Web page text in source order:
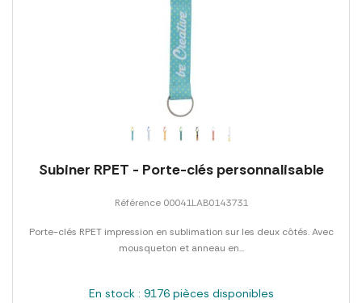
Subiner RPET - Porte-clés personnalisable
Référence 00041LAB0143731
Porte-clés RPET impression en sublimation sur les deux côtés. Avec
mousqueton et anneau en...
En stock : 9176 pièces disponibles